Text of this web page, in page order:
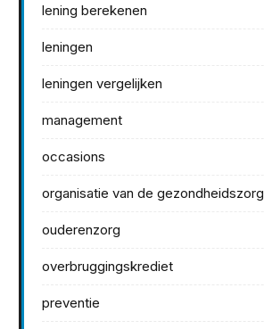
lening berekenen
leningen
leningen vergelijken
management
occasions
organisatie van de gezondheidszorg
ouderenzorg
overbruggingskrediet
preventie